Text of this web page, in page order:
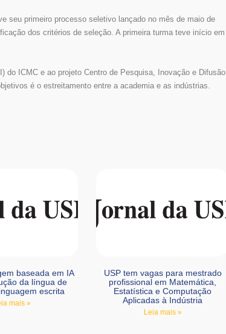
seu primeiro processo seletivo lançado no mês de maio de
dos critérios de seleção. A primeira turma teve início em
ICMC e ao projeto Centro de Pesquisa, Inovação e Difusão
é o estreitamento entre a academia e as indústrias.
baseada em IA
da língua de
escrita
mais »
USP tem vagas para mestrado
profissional em Matemática,
Estatística e Computação
Aplicadas à Indústria
Leia mais »